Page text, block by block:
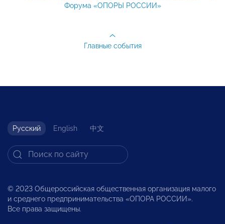
Форума «ОПОРЫ РОССИИ»
Главные события
Русский English 中文
© 2023 Общероссийская общественная организация малого
и среднего предпринимательства «ОПОРА РОССИИ».
Все права защищены.